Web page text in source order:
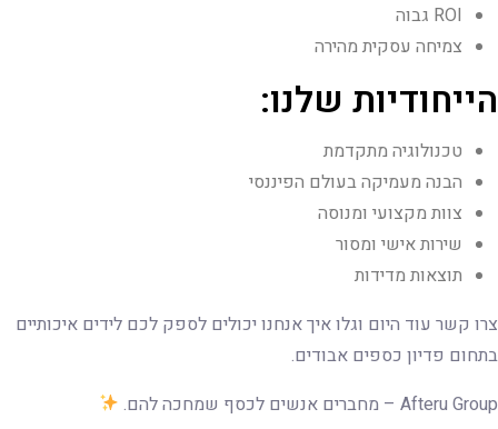
ROI גבוה
צמיחה עסקית מהירה
הייחודיות שלנו:
טכנולוגיה מתקדמת
הבנה מעמיקה בעולם הפיננסי
צוות מקצועי ומנוסה
שירות אישי ומסור
תוצאות מדידות
צרו קשר עוד היום וגלו איך אנחנו יכולים לספק לכם לידים איכותיים
בתחום פדיון כספים אבודים.
Afteru Group – מחברים אנשים לכסף שמחכה להם.